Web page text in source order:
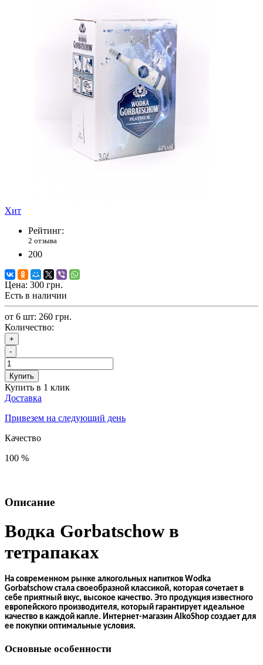
Хит
Рейтинг:
2 отзыва
200
Цена: 300 грн.
Есть в наличии
от 6 шт: 260 грн.
Количество:
+
-
Купить
Купить в 1 клик
Доставка
Привезем на следующий день
Качество
100 %
Описание
Водка Gorbatschow в
тетрапаках
На современном рынке алкогольных напитков Wodka
Gorbatschow стала своеобразной классикой, которая сочетает в
себе приятный вкус, высокое качество. Это продукция известного
европейского производителя, который гарантирует идеальное
качество в каждой капле. Интернет-магазин AlkoShop создает для
ее покупки оптимальные условия.
Основные особенности